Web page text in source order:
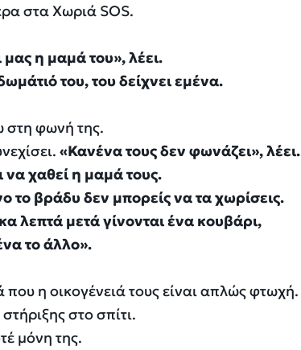
στα Χωριά SOS.
μας η μαμά του», λέει.
του, του δείχνει εμένα.
στη φωνή της.
«Κανένα τους δεν φωνάζει», λέει.
να χαθεί η μαμά τους.
το βράδυ δεν μπορείς να τα χωρίσεις.
λεπτά μετά γίνονται ένα κουβάρι,
το άλλο».
η οικογένειά τους είναι απλώς φτωχή.
στο σπίτι.
μόνη της.